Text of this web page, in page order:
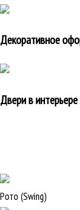
Декоративное
Двери в интерьере
Рото (Swing)